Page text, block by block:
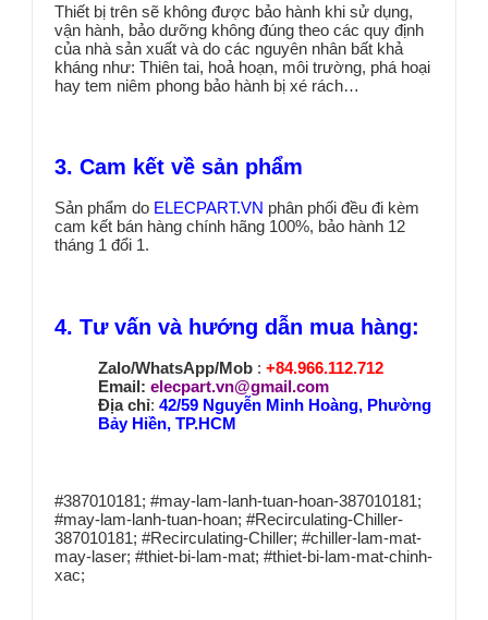
Thiết bị trên sẽ không được bảo hành khi sử dụng,
vận hành, bảo dưỡng không đúng theo các quy định
của nhà sản xuất và do các nguyên nhân bất khả
kháng như: Thiên tai, hoả hoạn, môi trường, phá hoại
hay tem niêm phong bảo hành bị xé rách…
3. Cam kết về sản phẩm
Sản phẩm do ELECPART.VN phân phối đều đi kèm
cam kết bán hàng chính hãng 100%, bảo hành 12
tháng 1 đổi 1.
4. Tư vấn và hướng dẫn mua hàng:
Zalo/WhatsApp/Mob : +84.966.112.712
Email: elecpart.vn@gmail.com
Địa chỉ: 42/59 Nguyễn Minh Hoàng, Phường
Bảy Hiền, TP.HCM
#387010181; #may-lam-lanh-tuan-hoan-387010181;
#may-lam-lanh-tuan-hoan; #Recirculating-Chiller-
387010181; #Recirculating-Chiller; #chiller-lam-mat-
may-laser; #thiet-bi-lam-mat; #thiet-bi-lam-mat-chinh-
xac;